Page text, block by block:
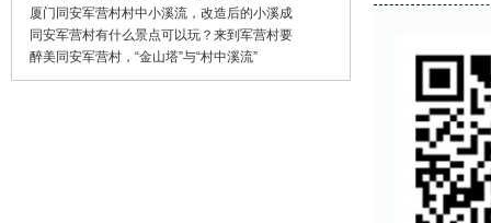
厦门同安军营村村中小溪流，改造后的小溪成
同安军营村有什么景点可以玩？来到军营村要
醉美同安军营村，“金山塔”与“村中溪流”